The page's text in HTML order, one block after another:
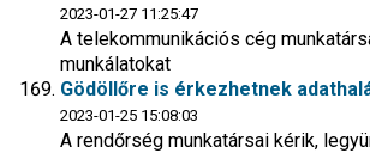
2023-01-27 11:25:47
A telekommunikációs cég
munkálatokat
Gödöllőre is érkezhetnek
2023-01-25 15:08:03
A rendőrség munkatársai kérik,